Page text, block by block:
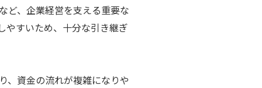
ど、企業経営を支える重要な
やすいため、十分な引き継ぎ
、資金の流れが複雑になりや